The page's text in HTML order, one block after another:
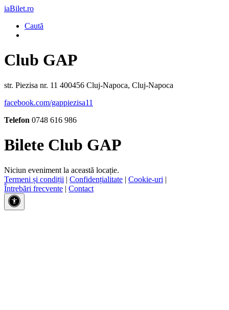
iaBilet.ro
Caută
Club GAP
str. Piezisa nr. 11 400456 Cluj-Napoca, Cluj-Napoca
facebook.com/gappiezisa11
Telefon 0748 616 986
Bilete Club GAP
Niciun eveniment la această locație.
Termeni și condiții | Confidențialitate | Cookie-uri |
Întrebări frecvente | Contact